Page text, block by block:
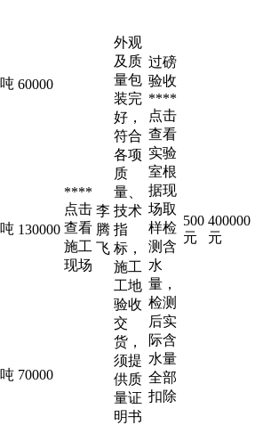
吨 60000
****
点击
查看
施工
现场
李
腾
飞
外观
及质
量包
装完
好，
符合
各项
质
量、
技术
指
标，
施工
工地
验收
交
货，
须提
供质
量证
明书
过磅
验收
****
点击
查看
实验
室根
据现
场取
样检
测含
水
量，
检测
后实
际含
水量
全部
扣除
500
元
400000
元
吨 130000
吨 70000